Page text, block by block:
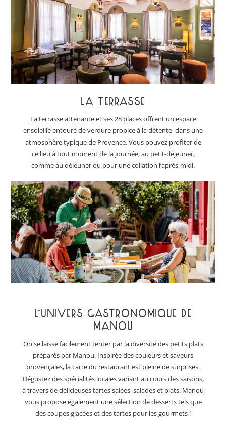
LA TERRASSE
La terrasse attenante et ses 28 places offrent un espace
ensoleillé entouré de verdure propice à la détente, dans une
atmosphère typique de Provence. Vous pouvez profiter de
ce lieu à tout moment de la journée, au petit-déjeuner,
comme au déjeuner ou pour une collation l’après-midi.
L’UNIVERS GASTRONOMIQUE DE
MANOU
On se laisse facilement tenter par la diversité des petits plats
préparés par Manou. Inspirée des couleurs et saveurs
provençales, la carte du restaurant est pleine de surprises.
Dégustez des spécialités locales variant au cours des saisons,
à travers de délicieuses tartes salées, salades et plats. Manou
vous propose également une sélection de desserts tels que
des coupes glacées et des tartes pour les gourmets !